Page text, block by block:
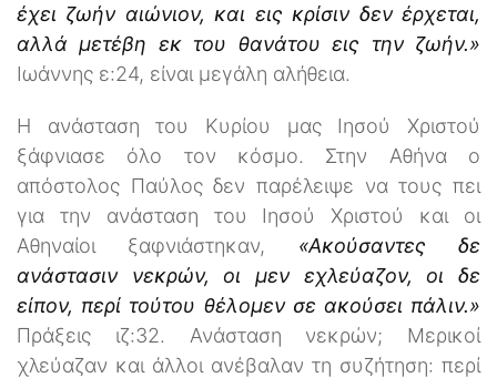
έχει ζωήν αιώνιον, και εις κρίσιν δεν έρχεται,
αλλά μετέβη εκ του θανάτου εις την ζωήν.»
Ιωάννης ε:24, είναι μεγάλη αλήθεια.
Η ανάσταση του Κυρίου μας Ιησού Χριστού
ξάφνιασε όλο τον κόσμο. Στην Αθήνα ο
απόστολος Παύλος δεν παρέλειψε να τους πει
για την ανάσταση του Ιησού Χριστού και οι
Αθηναίοι ξαφνιάστηκαν, «Ακούσαντες δε
ανάστασιν νεκρών, οι μεν εχλεύαζον, οι δε
είπον, περί τούτου θέλομεν σε ακούσει πάλιν.»
Πράξεις ιζ:32. Ανάσταση νεκρών; Μερικοί
χλεύαζαν και άλλοι ανέβαλαν τη συζήτηση: περί